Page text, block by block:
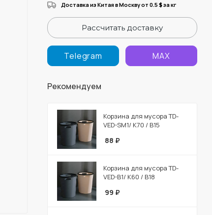
Доставка из Китая в Москву от 0.5 $за кг
Рассчитать доставку
Telegram MAX
Рекомендуем
Корзина для мусора TD-
VED-SM1/ К70 / В15
88 ₽
Корзина для мусора TD-
VED-B1/ К60 / В18
99 ₽